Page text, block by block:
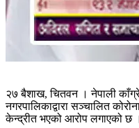
२७ बैशाख, चितवन । नेपाली
नगरपालिकाद्वारा सञ्चालित
केन्द्रीत भएको आरोप लगाएको छ ।